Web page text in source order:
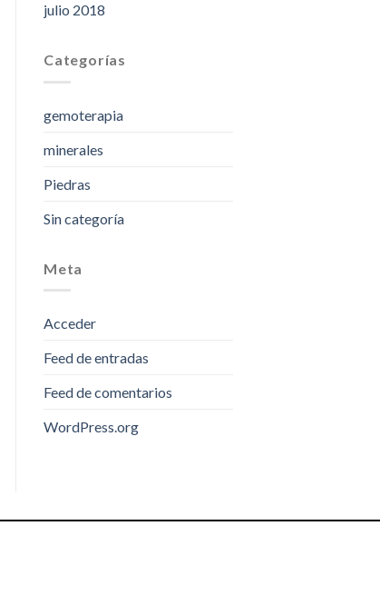
julio 2018
Categorías
gemoterapia
minerales
Piedras
Sin categoría
Meta
Acceder
Feed de entradas
Feed de comentarios
WordPress.org